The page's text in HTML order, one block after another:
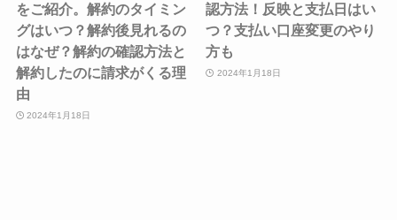
をご紹介。解約のタイミン
グはいつ？解約後見れるの
はなぜ？解約の確認方法と
解約したのに請求がくる理
由
2024年1月18日
認方法！反映と支払日はい
つ？支払い口座変更のやり
方も
2024年1月18日